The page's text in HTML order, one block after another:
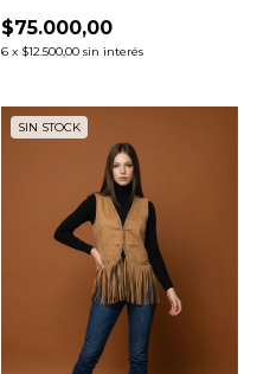
$75.000,00
6 x $12.500,00 sin interés
SIN STOCK